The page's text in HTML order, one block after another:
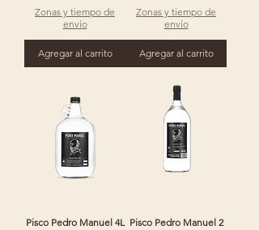
Zonas y tiempo de
envío
Agregar al carrito
Zonas y tiempo de
envío
Agregar al carrito
Pisco Pedro Manuel 4L Pisco Pedro Manuel 2